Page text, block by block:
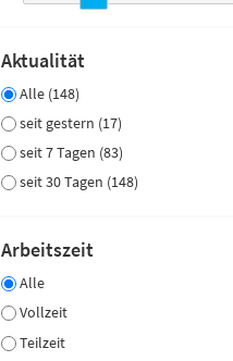
Aktualität
Alle (148)
seit gestern (17)
seit 7 Tagen (83)
seit 30 Tagen (148)
Arbeitszeit
Alle
Vollzeit
Teilzeit